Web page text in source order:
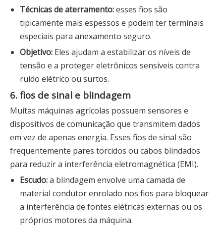
Técnicas de aterramento:esses fios são
tipicamente mais espessos e podem ter terminais
especiais para anexamento seguro.
Objetivo: Eles ajudam a estabilizar os níveis de
tensão e a proteger eletrônicos sensíveis contra
ruído elétrico ou surtos.
6. fios de sinal e blindagem
Muitas máquinas agrícolas possuem sensores e
dispositivos de comunicação que transmitem dados
em vez de apenas energia. Esses fios de sinal são
frequentemente pares torcidos ou cabos blindados
para reduzir a interferência eletromagnética (EMI).
Escudo:a blindagem envolve uma camada de
material condutor enrolado nos fios para bloquear
a interferência de fontes elétricas externas ou os
próprios motores da máquina.